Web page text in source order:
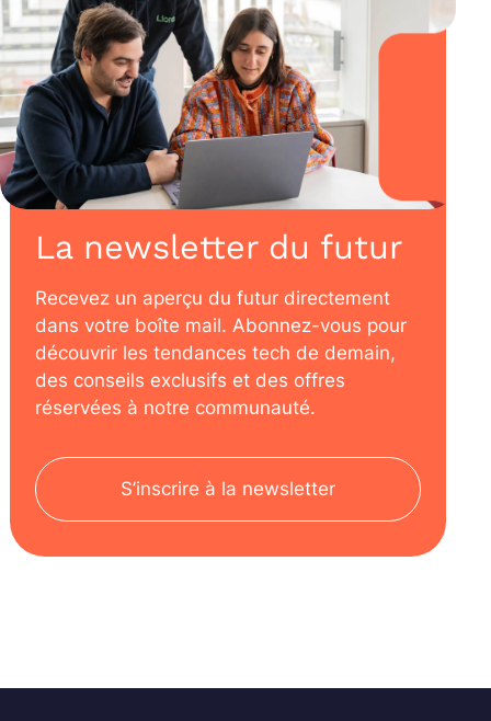
La newsletter du futur
Recevez un aperçu du futur directement
dans votre boîte mail. Abonnez-vous pour
découvrir les tendances tech de demain,
des conseils exclusifs et des offres
réservées à notre communauté.
S’inscrire à la newsletter